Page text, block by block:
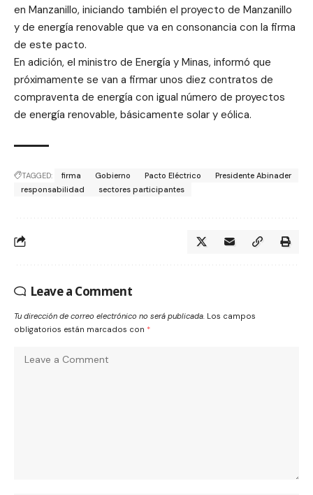
en Manzanillo, iniciando también el proyecto de Manzanillo
y de energía renovable que va en consonancia con la firma
de este pacto.
En adición, el ministro de Energía y Minas, informó que
próximamente se van a firmar unos diez contratos de
compraventa de energía con igual número de proyectos
de energía renovable, básicamente solar y eólica.
TAGGED: firma Gobierno Pacto Eléctrico
Presidente Abinader
responsabilidad
sectores participantes
Leave a Comment
Tu dirección de correo electrónico no será publicada. Los campos
obligatorios están marcados con *